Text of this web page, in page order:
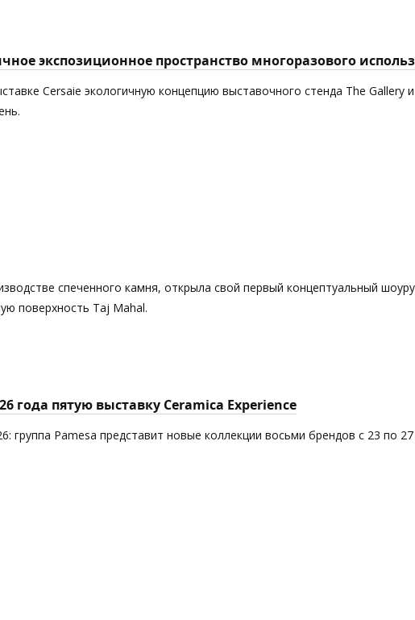
экспозиционное пространство многоразового
Cersaie экологичную концепцию выставочного стенда The Gallery
спеченного камня, открыла свой первый концептуальный
поверхность Taj Mahal.
года пятую выставку Ceramica Experience
группа Pamesa представит новые коллекции восьми брендов с 23 по